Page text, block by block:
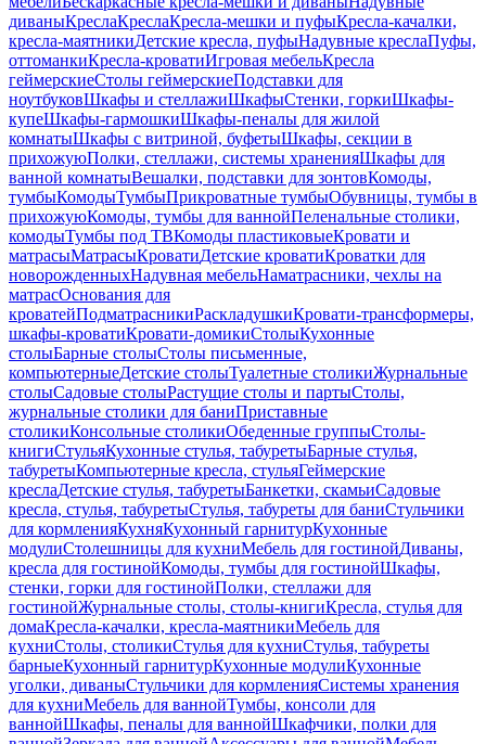
диваныКреслаКреслаКресла-мешки и пуфыКресла-качалки,
кресла-маятникиДетские кресла, пуфыНадувные креслаПуфы,
оттоманкиКресла-кроватиИгровая мебельКресла
геймерскиеСтолы геймерскиеПодставки для
ноутбуковШкафы и стеллажиШкафыСтенки, горкиШкафы-
купеШкафы-гармошкиШкафы-пеналы для жилой
комнатыШкафы с витриной, буфетыШкафы, секции в
прихожуюПолки, стеллажи, системы храненияШкафы для
ванной комнатыВешалки, подставки для зонтовКомоды,
тумбыКомодыТумбыПрикроватные тумбыОбувницы, тумбы в
прихожуюКомоды, тумбы для ваннойПеленальные столики,
комодыТумбы под ТВКомоды пластиковыеКровати и
матрасыМатрасыКроватиДетские кроватиКроватки для
новорожденныхНадувная мебельНаматрасники, чехлы на
матрасОснования для
кроватейПодматрасникиРаскладушкиКровати-трансформеры,
шкафы-кроватиКровати-домикиСтолыКухонные
столыБарные столыСтолы письменные,
компьютерныеДетские столыТуалетные столикиЖурнальные
столыСадовые столыРастущие столы и партыСтолы,
журнальные столики для баниПриставные
столикиКонсольные столикиОбеденные группыСтолы-
книгиСтульяКухонные стулья, табуретыБарные стулья,
табуретыКомпьютерные кресла, стульяГеймерские
креслаДетские стулья, табуретыБанкетки, скамьиСадовые
кресла, стулья, табуретыСтулья, табуреты для баниСтульчики
для кормленияКухняКухонный гарнитурКухонные
модулиСтолешницы для кухниМебель для гостинойДиваны,
кресла для гостинойКомоды, тумбы для гостинойШкафы,
стенки, горки для гостинойПолки, стеллажи для
гостинойЖурнальные столы, столы-книгиКресла, стулья для
домаКресла-качалки, кресла-маятникиМебель для
кухниСтолы, столикиСтулья для кухниСтулья, табуреты
барныеКухонный гарнитурКухонные модулиКухонные
уголки, диваныСтульчики для кормленияСистемы хранения
для кухниМебель для ваннойТумбы, консоли для
ваннойШкафы, пеналы для ваннойШкафчики, полки для